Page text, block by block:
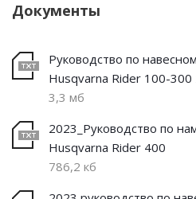
Документы
Руководство по
Husqvarna Rider 100-300
3,3 мб
2023_Руководство по
Husqvarna Rider 400
786,2 кб